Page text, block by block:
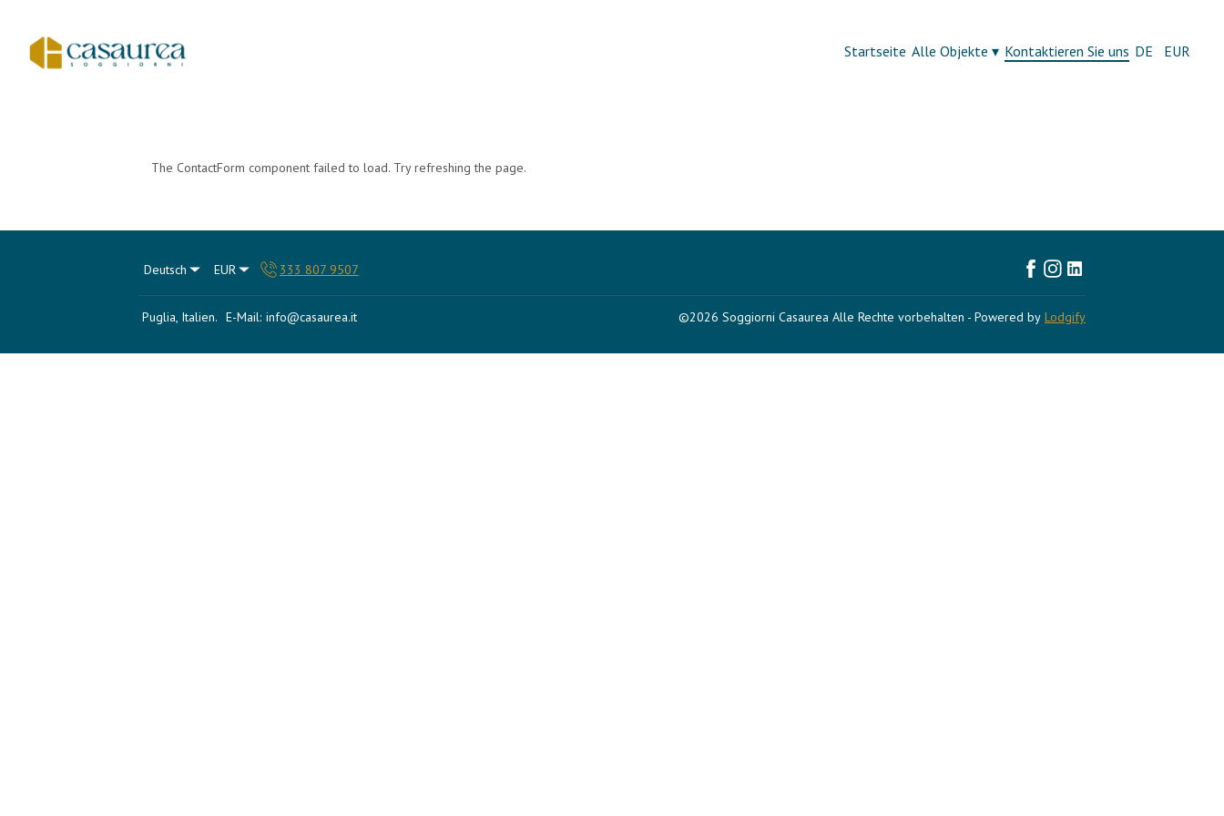
Startseite Alle Objekte ▾ Kontaktieren Sie uns DE EUR
The ContactForm component failed to load. Try refreshing the page.
Deutsch EUR 333 807 9507
Puglia, Italien. E-Mail: info@casaurea.it ©2026 Soggiorni Casaurea Alle Rechte vorbehalten - Powered by Lodgify